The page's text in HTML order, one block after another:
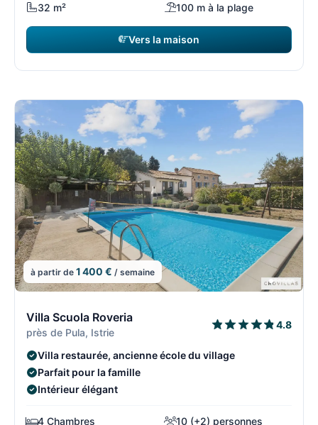
32 m²
100 m à la plage
Vers la maison
à partir de 1 400 € / semaine
Villa Scuola Roveria
près de Pula, Istrie
4.8
Villa restaurée, ancienne école du village
Parfait pour la famille
Intérieur élégant
4 Chambres
10 (+2) personnes